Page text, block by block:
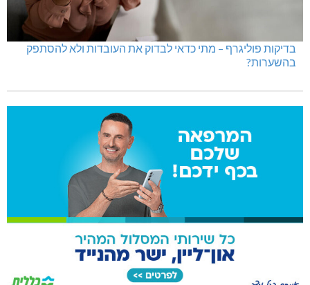
בדיקות פוליגרף – מתי כדאי לבדוק את העובדות ולא להסתפק
בהשערות?